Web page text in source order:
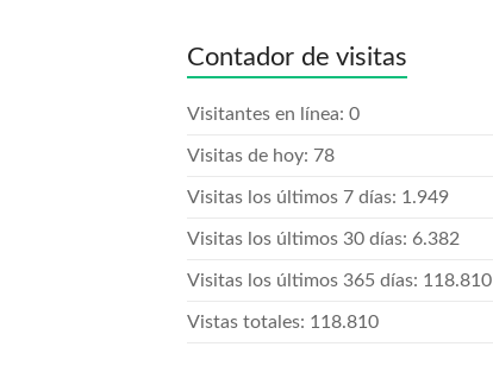
Contador de visitas
Visitantes en línea: 0
Visitas de hoy: 78
Visitas los últimos 7 días: 1.949
Visitas los últimos 30 días: 6.382
Visitas los últimos 365 días: 118.810
Vistas totales: 118.810